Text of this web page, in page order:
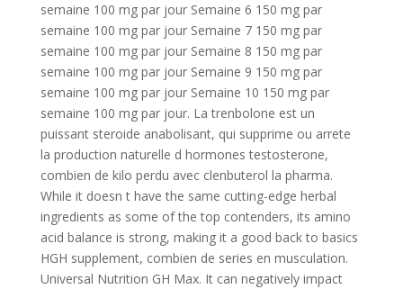
semaine 100 mg par jour Semaine 6 150 mg par
semaine 100 mg par jour Semaine 7 150 mg par
semaine 100 mg par jour Semaine 8 150 mg par
semaine 100 mg par jour Semaine 9 150 mg par
semaine 100 mg par jour Semaine 10 150 mg par
semaine 100 mg par jour. La trenbolone est un
puissant steroide anabolisant, qui supprime ou arrete
la production naturelle d hormones testosterone,
combien de kilo perdu avec clenbuterol la pharma.
While it doesn t have the same cutting-edge herbal
ingredients as some of the top contenders, its amino
acid balance is strong, making it a good back to basics
HGH supplement, combien de series en musculation.
Universal Nutrition GH Max. It can negatively impact